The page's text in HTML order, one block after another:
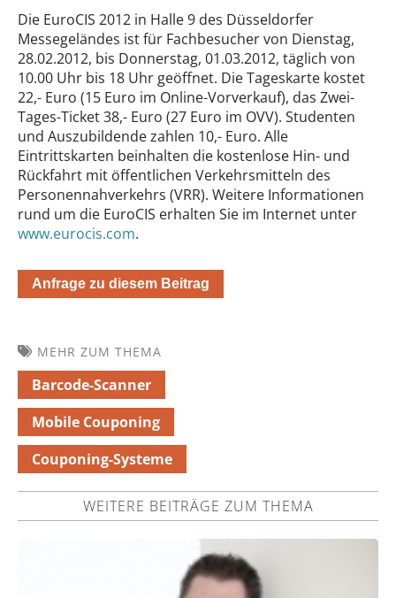
Die EuroCIS 2012 in Halle 9 des Düsseldorfer
Messegeländes ist für Fachbesucher von Dienstag,
28.02.2012, bis Donnerstag, 01.03.2012, täglich von
10.00 Uhr bis 18 Uhr geöffnet. Die Tageskarte kostet
22,- Euro (15 Euro im Online-Vorverkauf), das Zwei-
Tages-Ticket 38,- Euro (27 Euro im OVV). Studenten
und Auszubildende zahlen 10,- Euro. Alle
Eintrittskarten beinhalten die kostenlose Hin- und
Rückfahrt mit öffentlichen Verkehrsmitteln des
Personennahverkehrs (VRR). Weitere Informationen
rund um die EuroCIS erhalten Sie im Internet unter
www.eurocis.com.
Anfrage zu diesem Beitrag
MEHR ZUM THEMA
Barcode-Scanner
Mobile Couponing
Couponing-Systeme
WEITERE BEITRÄGE ZUM THEMA